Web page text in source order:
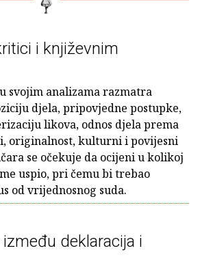
i književnim
svojim analizama razmatra
djela, pripovjedne postupke,
likova, odnos djela prema
originalnost, kulturni i povijesni
se očekuje da ocijeni u kolikoj
uspio, pri čemu bi trebao
od vrijednosnog suda.
deklaracija i